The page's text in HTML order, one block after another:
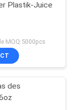
Plastik-Juice
MOQ:5000pcs
des